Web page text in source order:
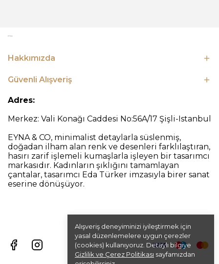
Alışveriş deneyiminizi iyileştirmek için
yasal düzenlemelere uygun çerezler
(cookies) kullanıyoruz. Detaylı bilgiye
Gizlilik ve Çerez Politikası sayfamızdan
Hakkımızda
Güvenli Alışveriş
Adres:
Merkez: Vali Konağı Caddesi No:56A/17 Şişli-Istanbul
EYNA & CO, minimalist detaylarla süslenmiş,
doğadan ilham alan renk ve desenleri farklılaştıran,
hasırı zarif işlemeli kumaşlarla işleyen bir tasarımcı
markasıdır. Kadınların şıklığını tamamlayan
çantalar, tasarımcı Eda Türker imzasıyla birer sanat
eserine dönüşüyor.